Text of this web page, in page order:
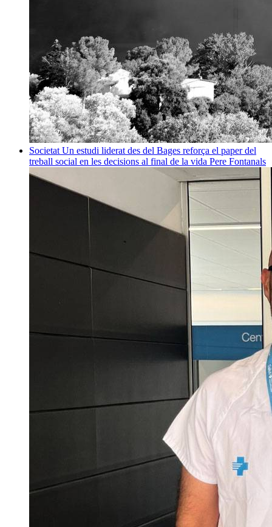
Societat Un estudi liderat des del Bages reforça el paper del
treball social en les decisions al final de la vida Pere Fontanals